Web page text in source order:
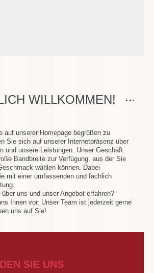
WILLKOMMEN!
auf unserer Homepage begrüßen zu
Sie sich auf unserer Internetpräsenz über
und unsere Leistungen. Unser Geschäft
Bandbreite zur Verfügung, aus der Sie
wählen können. Dabei
mit einer umfassenden und fachlich
uns und unser Angebot erfahren?
Ihnen vor. Unser Team ist jederzeit gerne
uns auf Sie!
SIE UNS